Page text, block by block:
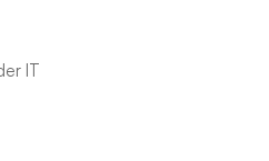
IT